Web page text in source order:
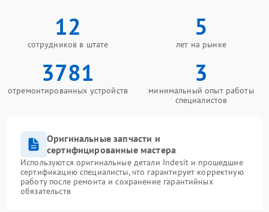
12
сотрудников в штате
5
лет на рынке
3781
отремонтированных устройств
3
минимальный опыт работы
специалистов
Оригинальные запчасти и
сертифицированные мастера
Используются оригинальные детали Indesit и прошедшие
сертификацию специалисты, что гарантирует корректную
работу после ремонта и сохранение гарантийных
обязательств